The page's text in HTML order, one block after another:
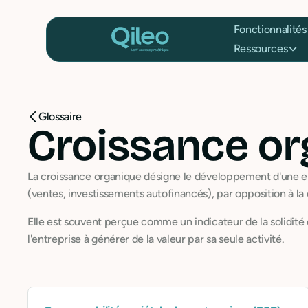
Fonctionnalités
Ressources
Glossaire
Croissance
La croissance organique désigne le développement
(ventes, investissements autofinancés), par opposition à
Elle est souvent perçue comme un indicateur de la
l'entreprise à générer de la valeur par sa seule activité.